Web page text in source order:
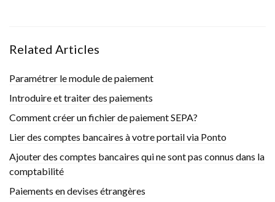
Related Articles
Paramétrer le module de paiement
Introduire et traiter des paiements
Comment créer un fichier de paiement SEPA?
Lier des comptes bancaires à votre portail via Ponto
Ajouter des comptes bancaires qui ne sont pas connus dans la
comptabilité
Paiements en devises étrangères